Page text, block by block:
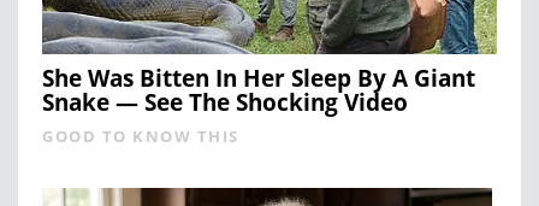
She Was Bitten In Her Sleep By A Giant
Snake — See The Shocking Video
GOOD TO KNOW THIS